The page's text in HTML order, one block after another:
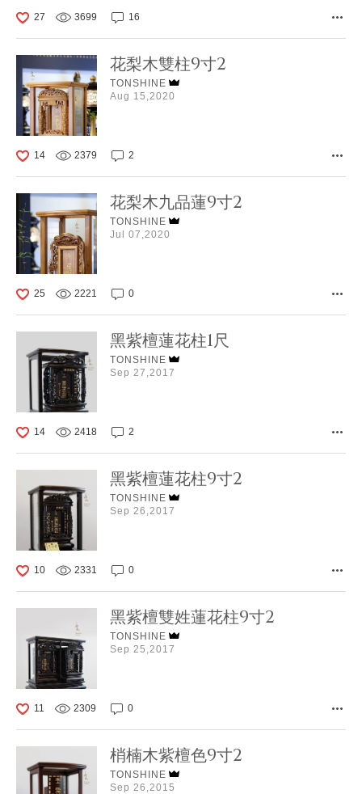
27 3699 16
花梨木雙柱9寸2
TONSHINE
Aug 15,2020
14 2379 2
花梨木九品蓮9寸2
TONSHINE
Jul 07,2020
25 2221 0
黑紫檀蓮花柱1尺
TONSHINE
Sep 27,2017
14 2418 2
黑紫檀蓮花柱9寸2
TONSHINE
Sep 26,2017
10 2331 0
黑紫檀雙姓蓮花柱9寸2
TONSHINE
Sep 25,2017
11 2309 0
梢楠木紫檀色9寸2
TONSHINE
Sep 26,2015